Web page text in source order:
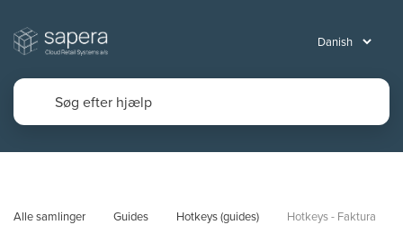
Alle samlinger Guides Hotkeys (guides) Hotkeys - Faktura